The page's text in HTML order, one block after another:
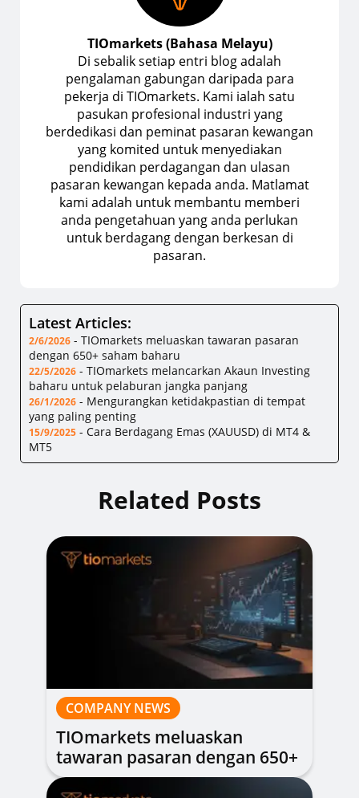
TIOmarkets (Bahasa Melayu)
Di sebalik setiap entri blog adalah
pengalaman gabungan daripada para
pekerja di TIOmarkets. Kami ialah satu
pasukan profesional industri yang
berdedikasi dan peminat pasaran kewangan
yang komited untuk menyediakan
pendidikan perdagangan dan ulasan
pasaran kewangan kepada anda. Matlamat
kami adalah untuk membantu memberi
anda pengetahuan yang anda perlukan
untuk berdagang dengan berkesan di
pasaran.
Latest Articles:
2/6/2026 - TIOmarkets meluaskan tawaran pasaran
dengan 650+ saham baharu
22/5/2026 - TIOmarkets melancarkan Akaun Investing
baharu untuk pelaburan jangka panjang
26/1/2026 - Mengurangkan ketidakpastian di tempat
yang paling penting
15/9/2025 - Cara Berdagang Emas (XAUUSD) di MT4 &
MT5
Related Posts
COMPANY NEWS
TIOmarkets meluaskan
tawaran pasaran dengan 650+
saham baharu